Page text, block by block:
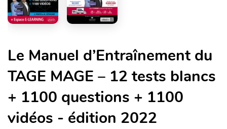
Le Manuel d’Entraînement du
TAGE MAGE – 12 tests blancs
+ 1100 questions + 1100
vidéos - édition 2022